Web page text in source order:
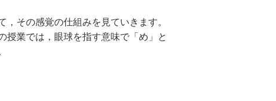
その感覚の仕組みを見ていきます。
授業では，眼球を指す意味で「め」と